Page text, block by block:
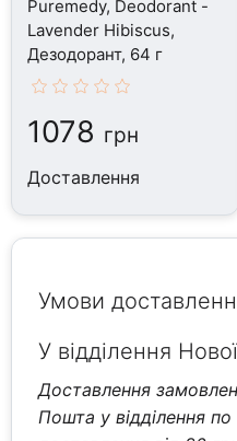
Puremedy, Deodorant -
Lavender Hibiscus,
Дезодорант, 64 г
1078 грн
Доставлення
Умови
У відділення
Доставлення
Пошта у відділення по